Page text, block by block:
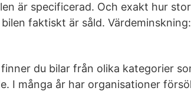
är specificerad. Och exakt hur
faktiskt är såld.
du bilar från olika kategorier
I många år har organisationer